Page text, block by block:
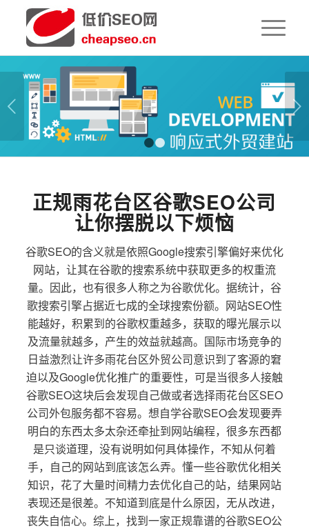
下一页
1 2
正规雨花台区谷歌SEO公司
让你摆脱以下烦恼
谷歌SEO的含义就是依照Google搜索引擎偏好来优化
网站，让其在谷歌的搜索系统中获取更多的权重流
量。因此，也有很多人称之为谷歌优化。据统计，谷
歌搜索引擎占据近七成的全球搜索份额。网站SEO性
能越好，积累到的谷歌权重越多，获取的曝光展示以
及流量就越多，产生的效益就越高。国际市场竞争的
日益激烈让许多雨花台区外贸公司意识到了客源的窘
迫以及Google优化推广的重要性，可是当很多人接触
谷歌SEO这块后会发现自己做或者选择雨花台区SEO
公司外包服务都不容易。想自学谷歌SEO会发现要弄
明白的东西太多太杂还牵扯到网站编程，很多东西都
是只谈道理，没有说明如何具体操作，不知从何着
手，自己的网站到底该怎么弄。懂一些谷歌优化相关
知识，花了大量时间精力去优化自己的站，结果网站
表现还是很差。不知道到底是什么原因，无从改进，
丧失自信心。综上，找到一家正规靠谱的谷歌SEO公